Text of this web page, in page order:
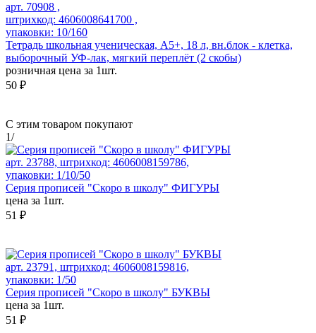
арт. 70908 ,
штрихкод: 4606008641700 ,
упаковки: 10/160
Тетрадь школьная ученическая, А5+, 18 л, вн.блок - клетка,
выборочный УФ-лак, мягкий переплёт (2 скобы)
розничная цена за 1шт.
50 ₽
С этим товаром покупают
1/
арт. 23788, штрихкод: 4606008159786,
упаковки: 1/10/50
Серия прописей "Скоро в школу" ФИГУРЫ
цена за 1шт.
51 ₽
арт. 23791, штрихкод: 4606008159816,
упаковки: 1/50
Серия прописей "Скоро в школу" БУКВЫ
цена за 1шт.
51 ₽